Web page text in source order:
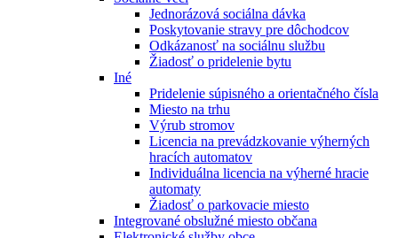
Jednorázová sociálna dávka
Poskytovanie stravy pre dôchodcov
Odkázanosť na sociálnu službu
Žiadosť o pridelenie bytu
Iné
Pridelenie súpisného a orientačného čísla
Miesto na trhu
Výrub stromov
Licencia na prevádzkovanie výherných
hracích automatov
Individuálna licencia na výherné hracie
automaty
Žiadosť o parkovacie miesto
Integrované obslužné miesto občana